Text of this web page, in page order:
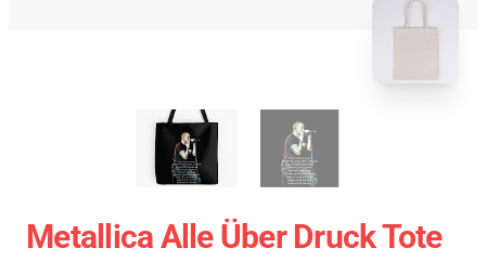
Metallica Alle Über Druck Tote